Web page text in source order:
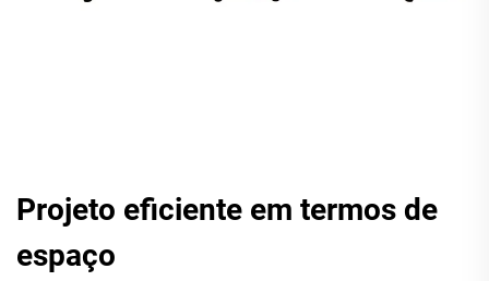
Projeto eficiente em termos de
espaço